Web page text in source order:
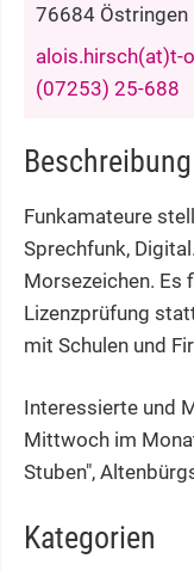
76684 Östringen
alois.hirsch(at)t-
(07253) 25-688
Beschreibung
Funkamateure
Sprechfunk,
Morsezeichen. Es
Lizenzprüfung
mit Schulen und
Interessierte und
Mittwoch im
Stuben",
Kategorien